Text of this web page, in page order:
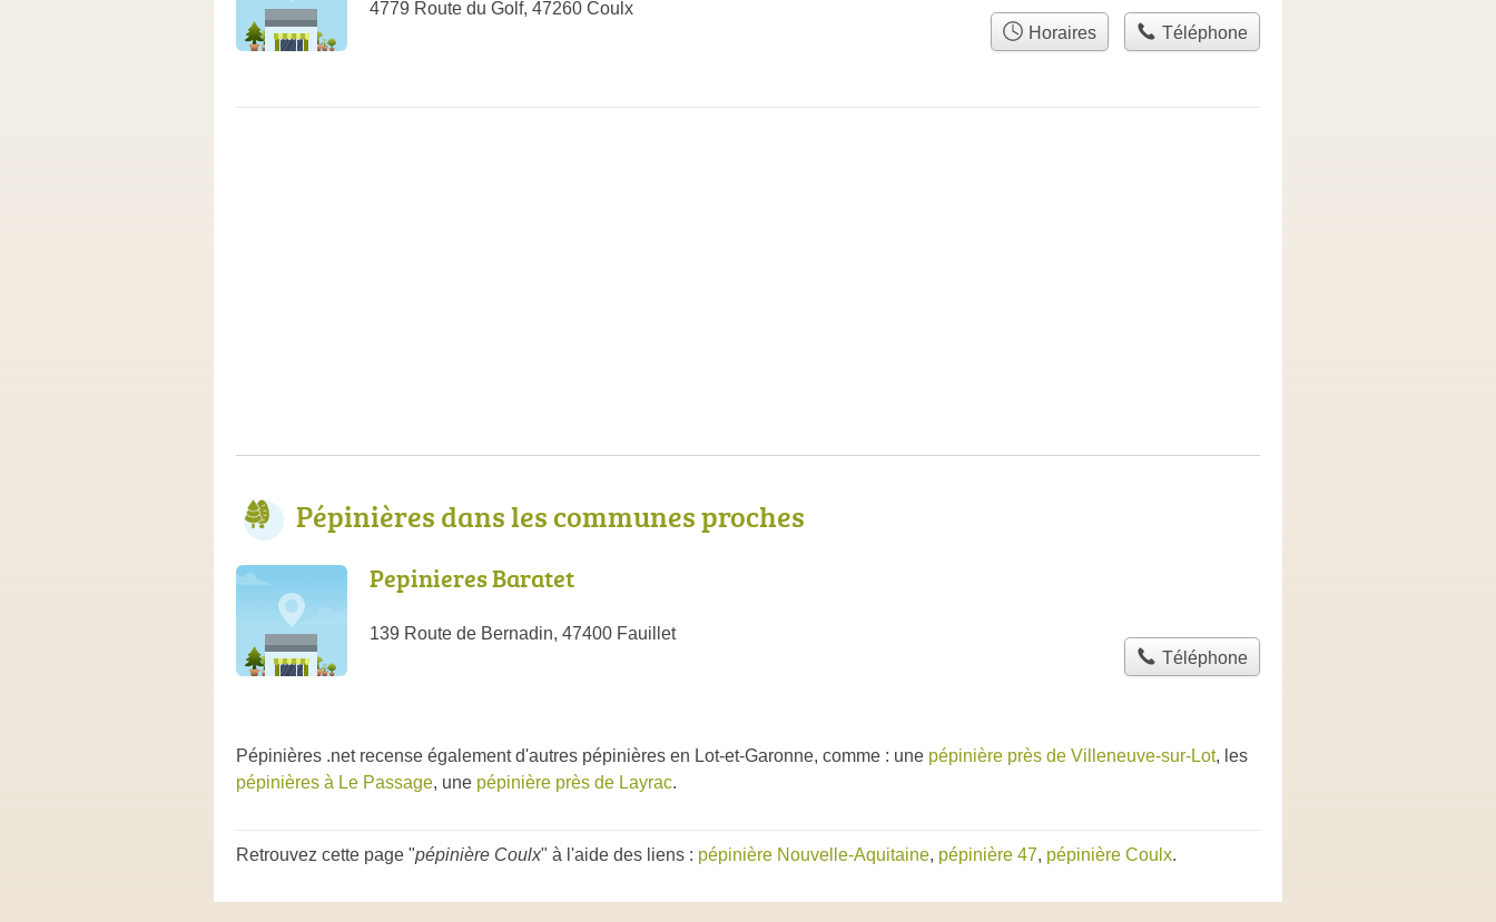
4779 Route du Golf, 47260 Coulx
Horaires Téléphone
Pépinières dans les communes proches
Pepinieres Baratet
139 Route de Bernadin, 47400 Fauillet
Téléphone
Pépinières .net recense également d'autres pépinières en Lot-et-Garonne, comme : une pépinière près de Villeneuve-sur-Lot, les
pépinières à Le Passage, une pépinière près de Layrac.
Retrouvez cette page "pépinière Coulx" à l'aide des liens : pépinière Nouvelle-Aquitaine, pépinière 47, pépinière Coulx.